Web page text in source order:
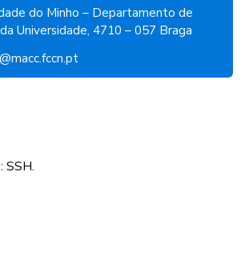
do Minho – Departamento de
Universidade, 4710 – 057 Braga
SSH.